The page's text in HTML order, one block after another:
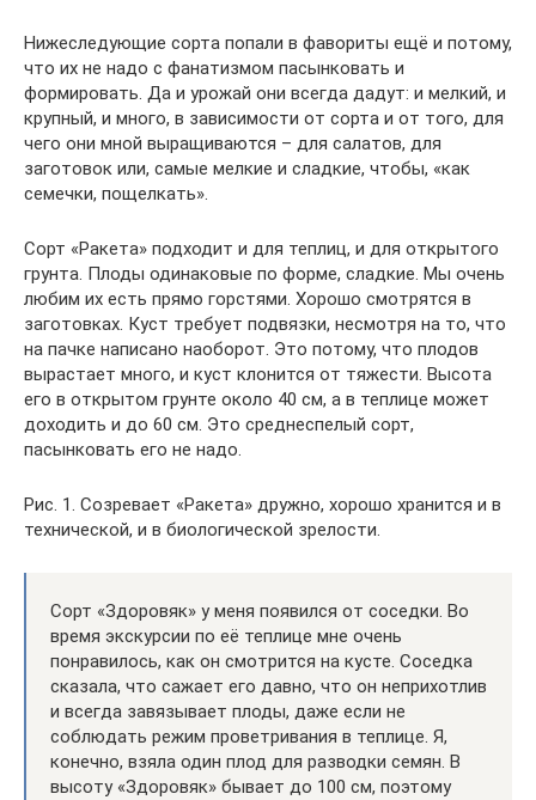
Нижеследующие сорта попали в фавориты ещё и потому,
что их не надо с фанатизмом пасынковать и
формировать. Да и урожай они всегда дадут: и мелкий, и
крупный, и много, в зависимости от сорта и от того, для
чего они мной выращиваются – для салатов, для
заготовок или, самые мелкие и сладкие, чтобы, «как
семечки, пощелкать».
Сорт «Ракета» подходит и для теплиц, и для открытого
грунта. Плоды одинаковые по форме, сладкие. Мы очень
любим их есть прямо горстями. Хорошо смотрятся в
заготовках. Куст требует подвязки, несмотря на то, что
на пачке написано наоборот. Это потому, что плодов
вырастает много, и куст клонится от тяжести. Высота
его в открытом грунте около 40 см, а в теплице может
доходить и до 60 см. Это среднеспелый сорт,
пасынковать его не надо.
Рис. 1. Созревает «Ракета» дружно, хорошо хранится и в
технической, и в биологической зрелости.
Сорт «Здоровяк» у меня появился от соседки. Во
время экскурсии по её теплице мне очень
понравилось, как он смотрится на кусте. Соседка
сказала, что сажает его давно, что он неприхотлив
и всегда завязывает плоды, даже если не
соблюдать режим проветривания в теплице. Я,
конечно, взяла один плод для разводки семян. В
высоту «Здоровяк» бывает до 100 см, поэтому